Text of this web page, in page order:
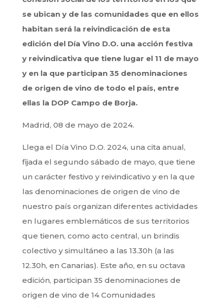
se ubican y de las comunidades que en ellos
habitan será la reivindicación de esta
edición del Día Vino D.O. una acción festiva
y reivindicativa que tiene lugar el 11 de mayo
y en la que participan 35 denominaciones
de origen de vino de todo el país, entre
ellas la DOP Campo de Borja.
Madrid, 08 de mayo de 2024.
Llega el Día Vino D.O. 2024, una cita anual,
fijada el segundo sábado de mayo, que tiene
un carácter festivo y reivindicativo y en la que
las denominaciones de origen de vino de
nuestro país organizan diferentes actividades
en lugares emblemáticos de sus territorios
que tienen, como acto central, un brindis
colectivo y simultáneo a las 13.30h (a las
12.30h, en Canarias). Este año, en su octava
edición, participan 35 denominaciones de
origen de vino de 14 Comunidades